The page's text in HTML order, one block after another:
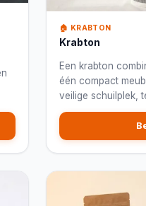
🏠 KRABTON
Krabton
Een krabton
één compact
veilige schuilplek,
bekleed is, ideaal